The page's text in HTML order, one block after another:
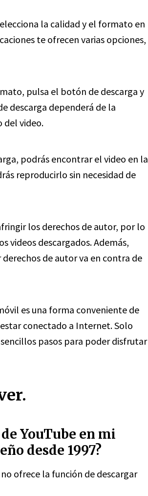
la calidad y el formato en
te ofrecen varias opciones,
pulsa el botón de descarga y
descarga dependerá de la
del video.
podrás encontrar el video en la
reproducirlo sin necesidad de
los derechos de autor, por lo
videos descargados. Además,
de autor va en contra de
es una forma conveniente de
conectado a Internet. Solo
pasos para poder disfrutar
YouTube en mi
desde 1997?
ofrece la función de descargar